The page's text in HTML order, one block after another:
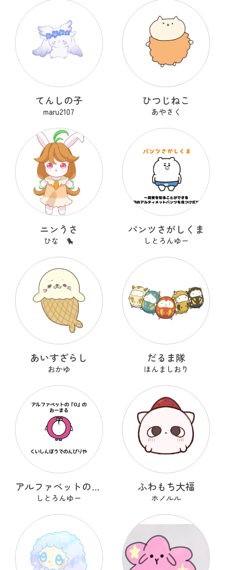
てんしの子
maru2107
ひつじねこ
あやさく
ニンうさ
ひな 🐤
パンツさがしくま
しとろんゆー
あいすざらし
おかゆ
だるま隊
ほんましおり
アルファベットのOのおーまる
しとろんゆー
ふわもち大福
ホノルル